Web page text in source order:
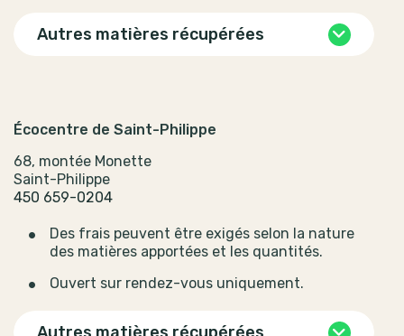
Autres matières récupérées
Écocentre de Saint-Philippe
68, montée Monette
Saint-Philippe
450 659-0204
Des frais peuvent être exigés selon la nature
des matières apportées et les quantités.
Ouvert sur rendez-vous uniquement.